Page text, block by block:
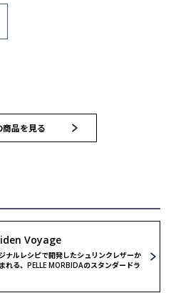
ウォレット
クラッチ＆
セカンドバッグ
商品を見る
Voyage
ナルレシピで開発したシュリンクレザーか
れる、PELLE MORBIDAのスタンダードラ